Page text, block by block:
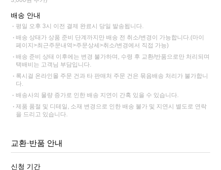
배송 안내
평일 오후 3시 이전 결제 완료시 당일 발송됩니다.
배송 상태가 상품 준비 단계까지만 배송 전 취소/변경이 가능합니다.(마이
페이지>최근주문내역>주문상세>취소/변경에서 직접 가능)
배송 준비 상태 이후에는 변경 불가하며, 수령 후 교환/반품으로만 처리되며
택배비는 고객님 부담입니다.
록시걸 온라인몰 주문 건과 타 판매처 주문 건은 묶음배송 처리가 불가합니
다.
배송사의 물량 증가로 인한 배송 지연이 간혹 있을 수 있습니다.
제품 품절 및 디테일, 소재 변경으로 인한 배송 불가 및 지연시 별도로 연락
을 드리고 있습니다.
교환·반품 안내
신청 기간